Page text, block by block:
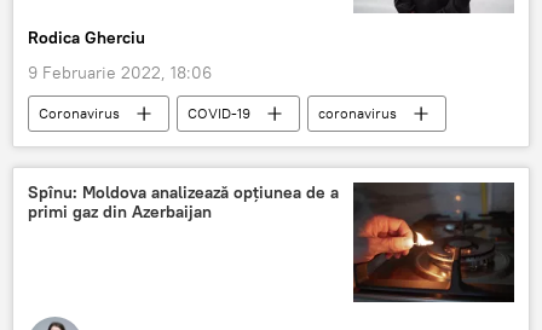
Rodica Gherciu
9 Februarie 2022, 18:06
Coronavirus COVID-19
coronavirus
restricții
restricții comercial-economice
teatru
concert
Spînu: Moldova analizează opțiunea de a
primi gaz din Azerbaijan